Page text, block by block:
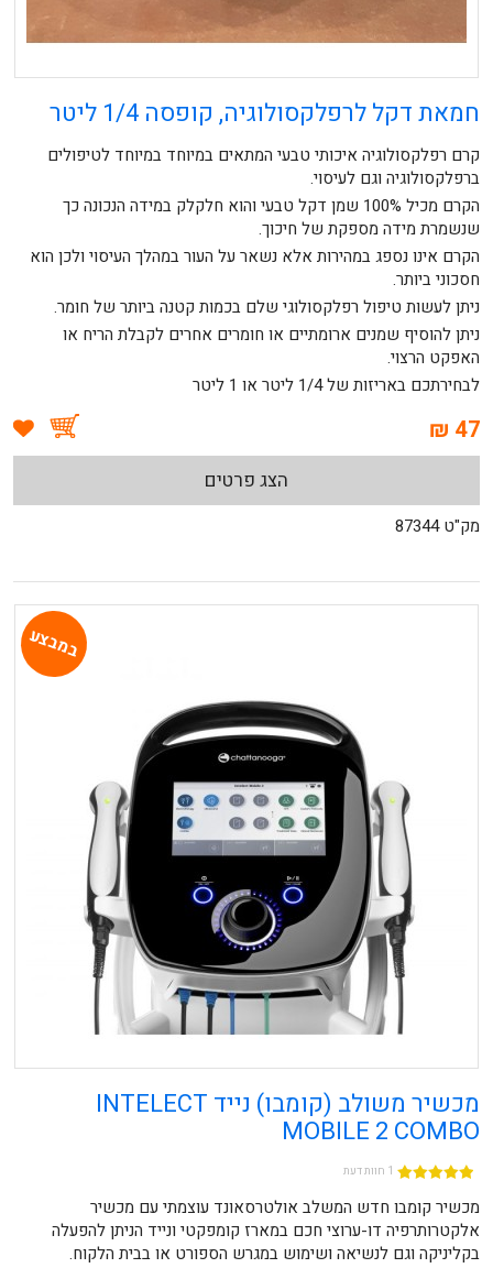
חמאת דקל לרפלקסולוגיה, קופסה 1/4 ליטר
קרם רפלקסולוגיה איכותי טבעי המתאים במיוחד במיוחד לטיפולים
ברפלקסולוגיה וגם לעיסוי.
הקרם מכיל 100% שמן דקל טבעי והוא חלקלק במידה הנכונה כך
שנשמרת מידה מספקת של חיכוך.
הקרם אינו נספג במהירות אלא נשאר על העור במהלך העיסוי ולכן הוא
חסכוני ביותר.
ניתן לעשות טיפול רפלקסולוגי שלם בכמות קטנה ביותר של חומר.
ניתן להוסיף שמנים ארומתיים או חומרים אחרים לקבלת הריח או
האפקט הרצוי.
לבחירתכם באריזות של 1/4 ליטר או 1 ליטר
47 ₪
הצג פרטים
מק"ט 87344
במבצע
מכשיר משולב (קומבו) נייד INTELECT
MOBILE 2 COMBO
1 חוות דעת
מכשיר קומבו חדש המשלב אולטרסאונד עוצמתי עם מכשיר
אלקטרותרפיה דו-ערוצי חכם במארז קומפקטי ונייד הניתן להפעלה
בקליניקה וגם לנשיאה ושימוש במגרש הספורט או בבית הלקוח.